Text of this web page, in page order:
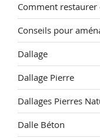
Comment
Conseils pour
Dallage
Dallage Pierre
Dallages Pierres
Dalle Béton